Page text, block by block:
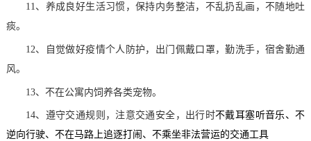
11、养成良好生活习惯，保持内务整洁，不乱扔乱画，不随地吐
痰。
12、自觉做好疫情个人防护，出门佩戴口罩，勤洗手，宿舍勤通
风。
13、不在公寓内饲养各类宠物。
14、遵守交通规则，注意交通安全，出行时不戴耳塞听音乐、不
逆向行驶、不在马路上追逐打闹、不乘坐非法营运的交通工具